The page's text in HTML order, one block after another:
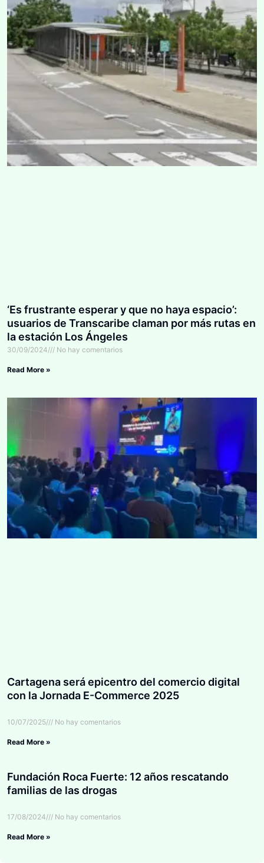
‘Es frustrante esperar y que no haya espacio’:
usuarios de Transcaribe claman por más rutas en
la estación Los Ángeles
30/09/2024 No hay comentarios
Read More »
Cartagena será epicentro del comercio digital
con la Jornada E-Commerce 2025
10/07/2025 No hay comentarios
Read More »
Fundación Roca Fuerte: 12 años rescatando
familias de las drogas
17/08/2024 No hay comentarios
Read More »